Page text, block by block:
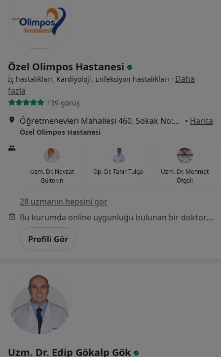
Özel Olimpos Hastanesi
İç hastalıkları, Kardiyoloji, Enfeksiyon hastalıkları · Daha
fazla
139 görüş
Öğretmenevleri Mahallesi 460. Sokak No:48, Konyaaltı • Harita
Özel Olimpos Hastanesi
Uzm. Dr. Nevzat
Gültekin
Op. Dr. Tahir Tulga
Uzm. Dr. Mehmet
Öfgeli
28 uzmanın hepsini gör
Bu kurumda online uygunluğu bulunan bir doktor veya uzman bulunamadı
Profili Gör
Uzm. Dr. Edip Gökalp Gök